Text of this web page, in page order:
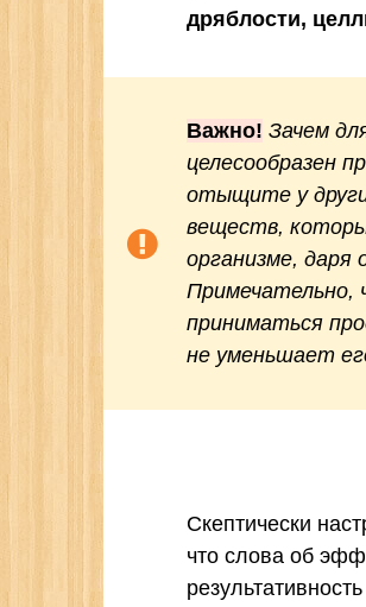
дряблости,
Важно! Зачем
целесообразен
отыщите у
веществ,
организме,
Примечательно,
приниматься
не уменьшает
Скептически
что слова об